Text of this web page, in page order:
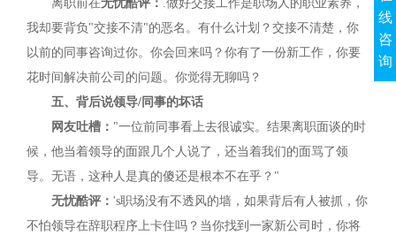
离职前在无忧酷评： .做好交接工作是职场人的职业素养，
我却要背负"交接不清"的恶名。有什么计划？交接不清楚，你
以前的同事咨询过你。你会回来吗？你有了一份新工作，你要
花时间解决前公司的问题。你觉得无聊吗？
五、背后说领导/同事的坏话
网友吐槽： "一位前同事看上去很诚实。结果离职面谈的时
候，他当着领导的面跟几个人说了，还当着我们的面骂了领
导。无语，这种人是真的傻还是根本不在乎？"
无忧酷评： 's职场没有不透风的墙，如果背后有人被抓，你
不怕领导在辞职程序上卡住吗？当你找到一家新公司时，你将
线
咨
询